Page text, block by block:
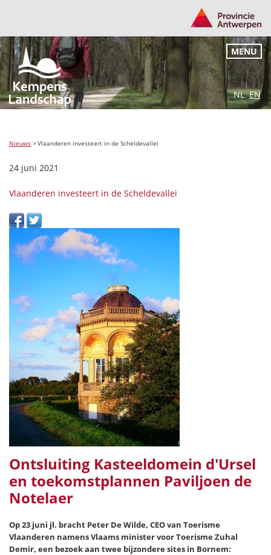
NL EN
MENU
Nieuws >Vlaanderen investeert in de Scheldevallei
24 juni 2021
Vlaanderen investeert in de Scheldevallei
Ontsluiting Kasteeldomein d'Ursel
en toekomstplannen Paviljoen de
Notelaer
Op 23 juni jl. bracht Peter De Wilde, CEO van Toerisme
Vlaanderen namens Vlaams minister voor Toerisme Zuhal
Demir, een bezoek aan twee bijzondere sites in Bornem: